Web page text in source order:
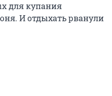
для купания
И отдыхать рванули